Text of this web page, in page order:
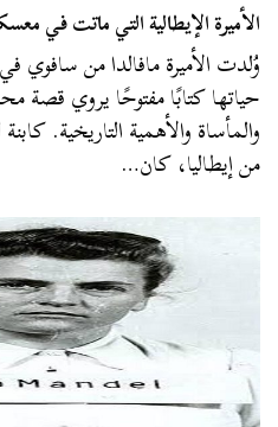
الأميرة الإيطالية التي ماتت في
وُلدت الأميرة مافالدا من سافوي
حياتها كتابًا مفتوحًا يروي قصة
والمأساة والأهمية التاريخية.
من إيطاليا، كان…